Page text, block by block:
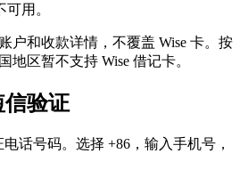
可用。
户和收款详情，不覆盖 Wise 卡。按
地区暂不支持 Wise 借记卡。
信验证
话号码。选择 +86，输入手机号，